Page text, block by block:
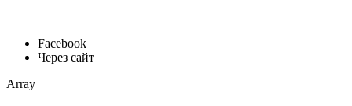
Facebook
Через сайт
Array